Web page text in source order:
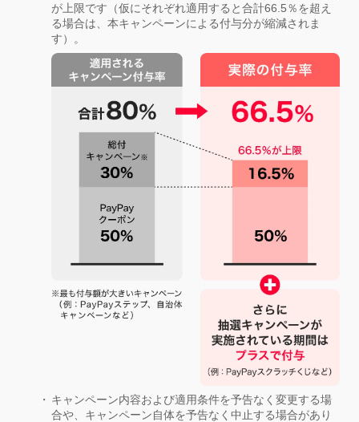
が上限です（仮にそれぞれ適用すると合計66.5％を超え
る場合は、本キャンペーンによる付与分が縮減されま
す）。
キャンペーン内容および適用条件を予告なく変更する場
合や、キャンペーン自体を予告なく中止する場合があり